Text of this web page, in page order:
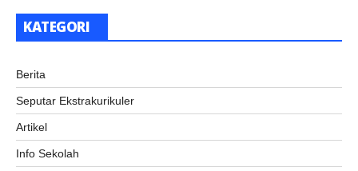
KATEGORI
Berita
Seputar Ekstrakurikuler
Artikel
Info Sekolah